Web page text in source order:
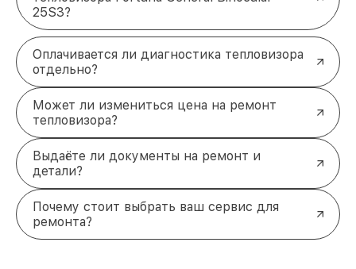
25S3?
Оплачивается ли диагностика тепловизора
отдельно?
Может ли измениться цена на ремонт
тепловизора?
Выдаёте ли документы на ремонт и
детали?
Почему стоит выбрать ваш сервис для
ремонта?